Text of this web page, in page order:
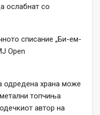
ослабнат со
списание „Би-ем-
Open
одредена храна може
топчиња
автор на